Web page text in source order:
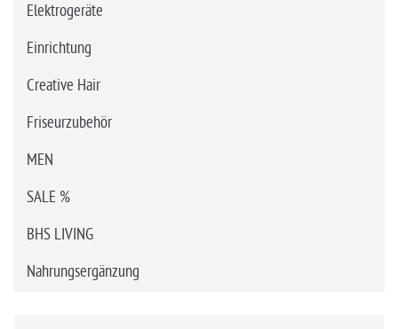
Elektrogeräte
Einrichtung
Creative Hair
Friseurzubehör
MEN
SALE %
BHS LIVING
Nahrungsergänzung